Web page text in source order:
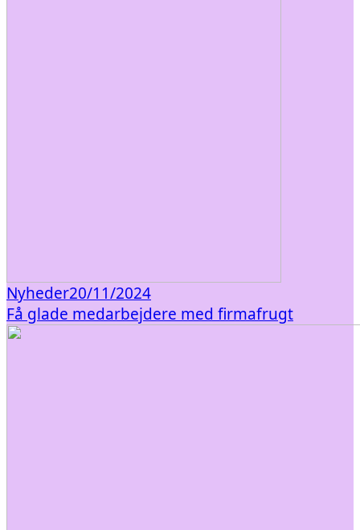
Nyheder20/11/2024
Få glade medarbejdere med firmafrugt